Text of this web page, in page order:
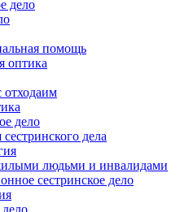
дело
помощь
оптика
дело
дела
людьми и инвалидами
сестринское дело